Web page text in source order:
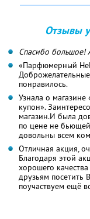
Отзывы
Спасибо большое!
«Парфюмерный
понравилось.
Узнала о
купон».
магазин.И была
по цене не бьющей
довольны всем
Отличная акция,
Благодаря этой
хорошего
друзьям посетить
поучаствуем ещё